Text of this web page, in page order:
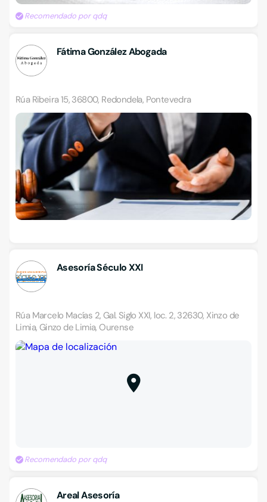
Recomendado por qdq
Fátima González Abogada
Rúa Ribeira 15, 36800, Redondela, Pontevedra
Asesoría Século XXI
Rúa Marcelo Macías 2, Gal. Siglo XXI, loc. 2, 32630, Xinzo de
Limia, Ginzo de Limia, Ourense
Recomendado por qdq
Areal Asesoría